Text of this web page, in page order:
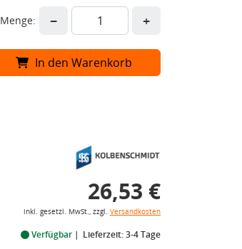
Menge: − +
In den Warenkorb
26,53 €
inkl. gesetzl. MwSt., zzgl. Versandkosten
Verfügbar Lieferzeit: 3-4 Tage